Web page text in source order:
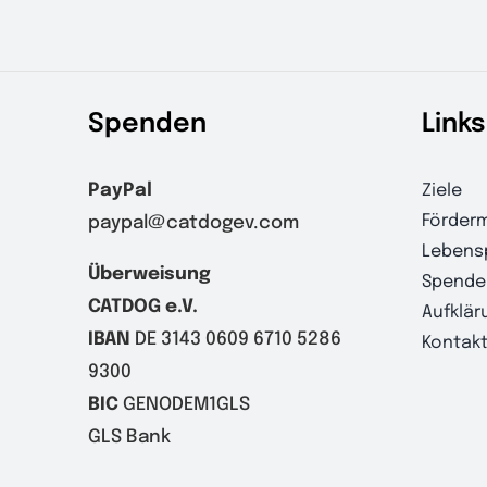
Spenden
PayPal
paypal@catdogev.com
Überweisung
CATDOG e.V.
IBAN
DE 3143 0609 6710 5286
9300
BICGENODEM1GLS
GLS Bank
Links
Ziele
Kontakt